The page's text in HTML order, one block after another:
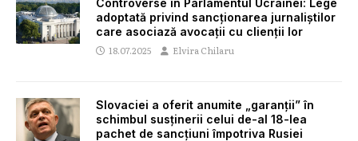
adoptată privind sancționarea jurnaliștilor
care asociază avocații cu clienții lor
18.07.2025 Elvira Chilaru
Slovaciei a oferit anumite „garanții” în
schimbul susținerii celui de-al 18-lea
pachet de sancțiuni împotriva Rusiei